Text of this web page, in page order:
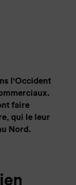
l'Occident
faire
qui le leur
Nord.